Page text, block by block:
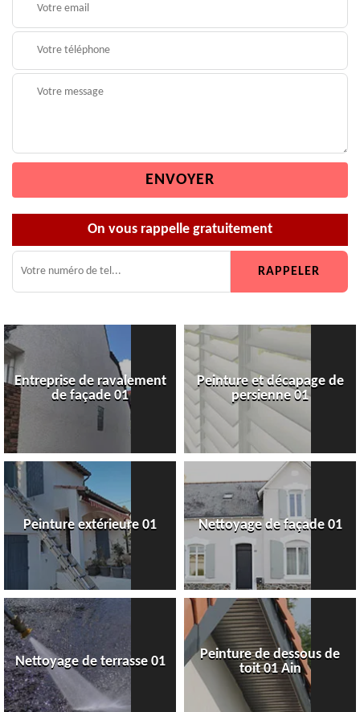
On vous rappelle gratuitement
Entreprise de ravalement
de façade 01
Peinture et décapage de
persienne 01
Peinture extérieure 01 Nettoyage de façade 01
Nettoyage de terrasse 01
Peinture de dessous de
toit 01 Ain